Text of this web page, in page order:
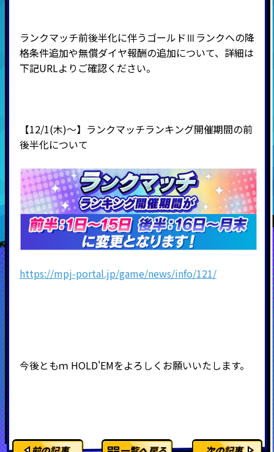
ランクマッチ前後半化に伴うゴールドⅢランクへの降
格条件追加や無償ダイヤ報酬の追加について、詳細は
下記URLよりご確認ください。
【12/1(木)～】ランクマッチランキング開催期間の前
後半化について
https://mpj-portal.jp/game/news/info/121/
今後ともｍ HOLD'EMをよろしくお願いいたします。